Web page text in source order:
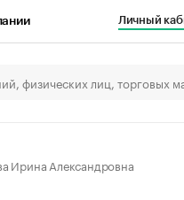
Личный
Ирина Александровна